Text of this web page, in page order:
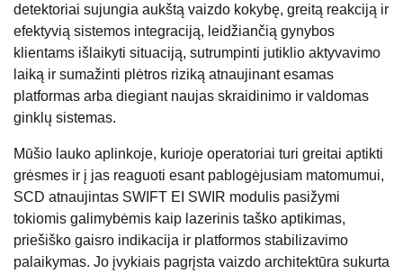
detektoriai sujungia aukštą vaizdo kokybę, greitą reakciją ir
efektyvią sistemos integraciją, leidžiančią gynybos
klientams išlaikyti situaciją, sutrumpinti jutiklio aktyvavimo
laiką ir sumažinti plėtros riziką atnaujinant esamas
platformas arba diegiant naujas skraidinimo ir valdomas
ginklų sistemas.
Mūšio lauko aplinkoje, kurioje operatoriai turi greitai aptikti
grėsmes ir į jas reaguoti esant pablogėjusiam matomumui,
SCD atnaujintas SWIFT EI SWIR modulis pasižymi
tokiomis galimybėmis kaip lazerinis taško aptikimas,
priešiško gaisro indikacija ir platformos stabilizavimo
palaikymas. Jo įvykiais pagrįsta vaizdo architektūra sukurta